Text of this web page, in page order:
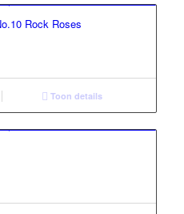
Rock Roses
Toon details